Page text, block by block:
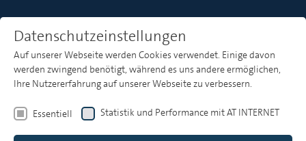
Heft 5
ARD-Forschungsdienst
Datenschutzeinstellungen
Auf unserer Webseite werden Cookies verwendet. Einige davon
werden zwingend benötigt, während es uns andere ermöglichen,
Ihre Nutzererfahrung auf unserer Webseite zu verbessern.
Essentiell Statistik und Performance mit AT INTERNET